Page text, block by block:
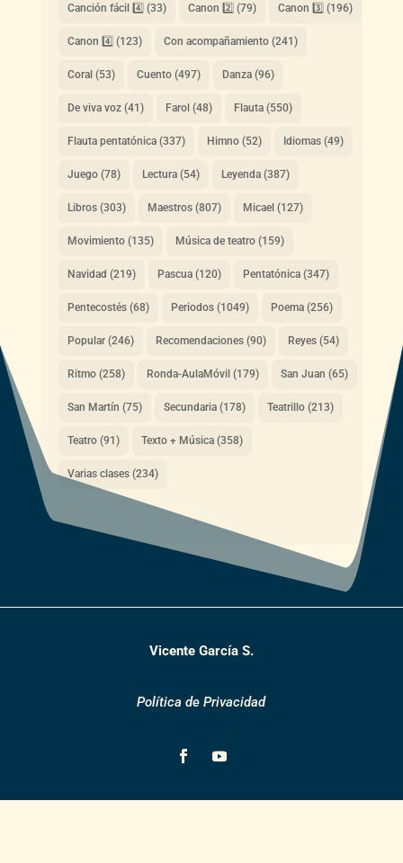
Canción fácil 4️⃣ (33) Canon 2️⃣ (79) Canon 3️⃣ (196)
Canon 4️⃣ (123) Con acompañamiento(241)
Coral(53) Cuento(497) Danza(96)
De viva voz(41) Farol(48) Flauta(550)
Flauta pentatónica(337) Himno(52) Idiomas(49)
Juego(78) Lectura(54) Leyenda(387)
Libros(303) Maestros(807) Micael(127)
Movimiento(135) Música de teatro(159)
Navidad (219) Pascua(120) Pentatónica(347)
Pentecostés(68) Periodos(1049) Poema(256)
Popular(246) Recomendaciones(90) Reyes(54)
Ritmo(258) Ronda-AulaMóvil(179) San Juan (65)
San Martín (75) Secundaria(178) Teatrillo(213)
Teatro(91) Texto + Música(358)
Varias clases(234)
Vicente García S.
Política de Privacidad